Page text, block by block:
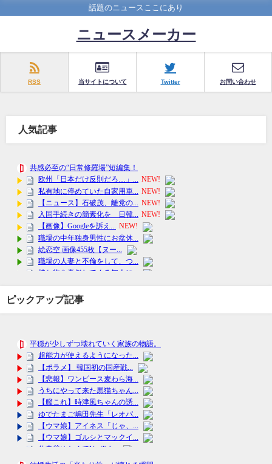
話題のニュースここにあり
ニュースメーカー
RSS 当サイトについて Twitter お問い合わせ
人気記事
ピックアップ記事